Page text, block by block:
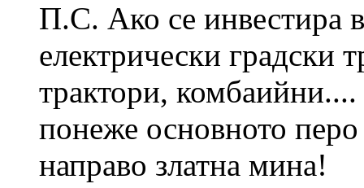
П.С. Ако се инвестира
електрически градски
трактори,
понеже основното
направо златна мина!